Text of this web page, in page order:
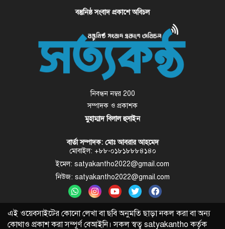
বস্তুনিষ্ঠ সংবাদ প্রকাশে অবিচল
নিবন্ধন নম্বর 200
সম্পাদক ও প্রকাশক
মুহাম্মাদ বিলাল হুসাইন
বার্তা সম্পাদক: মোঃ আবরার আহমেদ
মোবাইল: +৮৮-০১৮১৮৮৮৪১৪০
ইমেল: satyakantho2022@gmail.com
নিউজ: satyakantho2022@gmail.com
এই ওয়েবসাইটের কোনো লেখা বা ছবি অনুমতি ছাড়া নকল করা বা অন্য
কোথাও প্রকাশ করা সম্পূর্ণ বেআইনি। সকল স্বত্ব satyakantho কর্তৃক